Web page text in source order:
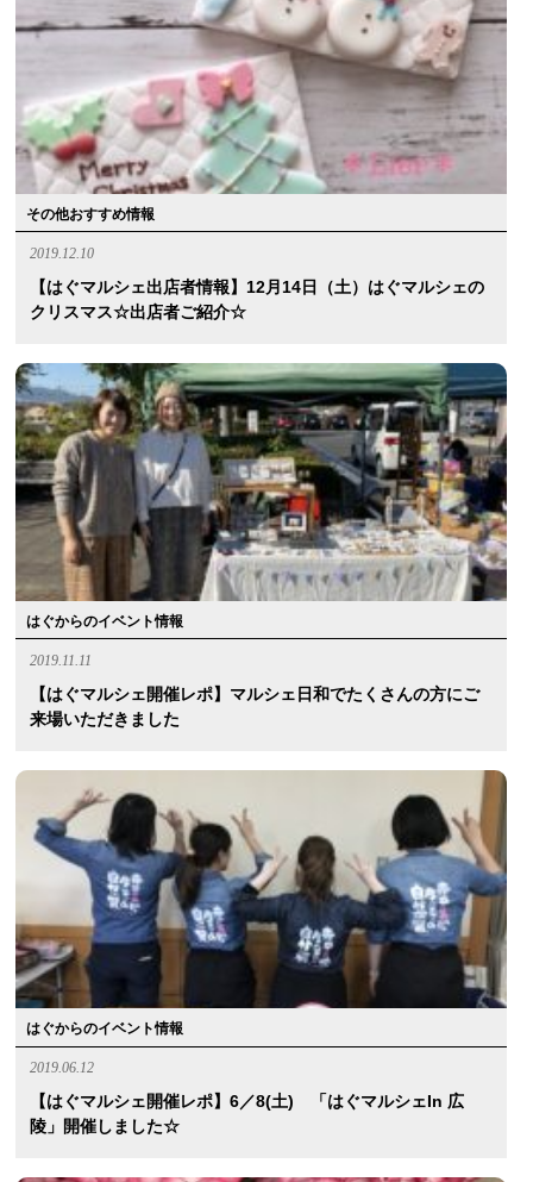
その他おすすめ情報
2019.12.10
【はぐマルシェ出店者情報】12月14日（土）はぐマルシェの
クリスマス☆出店者ご紹介☆
はぐからのイベント情報
2019.11.11
【はぐマルシェ開催レポ】マルシェ日和でたくさんの方にご
来場いただきました
はぐからのイベント情報
2019.06.12
【はぐマルシェ開催レポ】6／8(土) 「はぐマルシェin 広
陵」開催しました☆